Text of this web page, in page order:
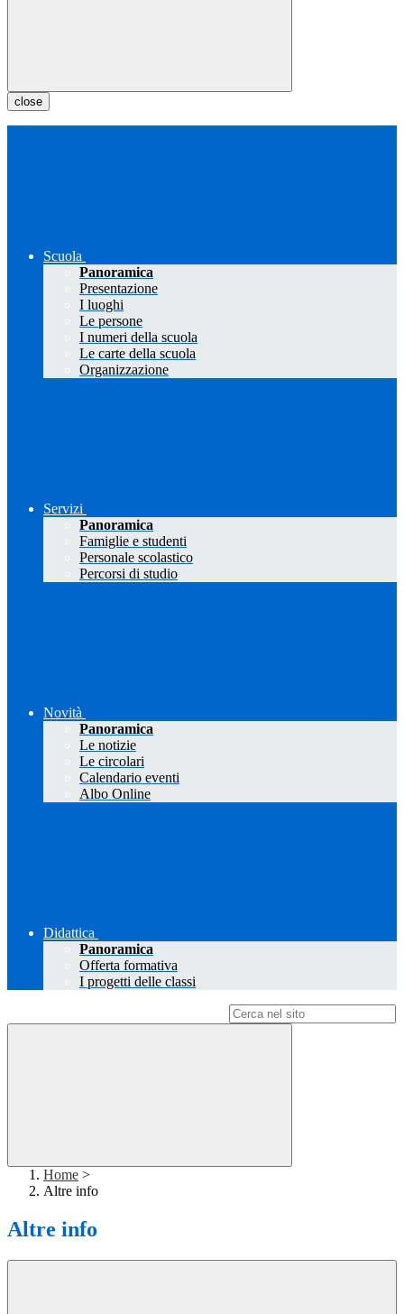
close
Scuola
Panoramica
Presentazione
I luoghi
Le persone
I numeri della scuola
Le carte della scuola
Organizzazione
Servizi
Panoramica
Famiglie e studenti
Personale scolastico
Percorsi di studio
Novità
Panoramica
Le notizie
Le circolari
Calendario eventi
Albo Online
Didattica
Panoramica
Offerta formativa
I progetti delle classi
Home >
Altre info
Altre info